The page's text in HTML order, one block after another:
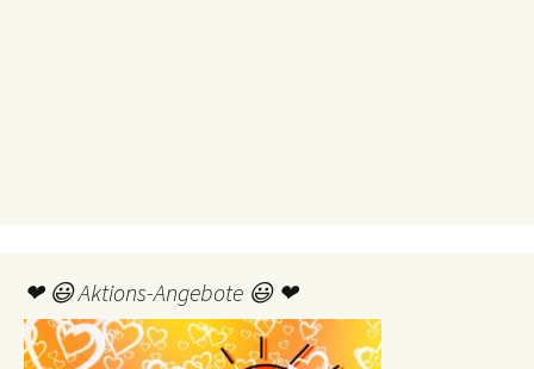
❤ 😃 Aktions-Angebote 😃 ❤